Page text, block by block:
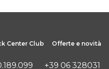
Center Club Offerte e novità
+39 06 328031